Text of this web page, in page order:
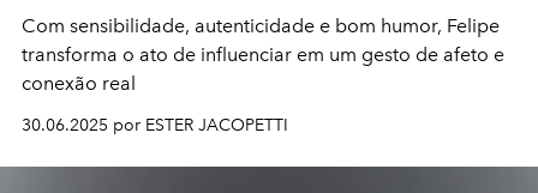
Com sensibilidade, autenticidade e bom humor, Felipe
transforma o ato de influenciar em um gesto de afeto e
conexão real
30.06.2025 por ESTER JACOPETTI